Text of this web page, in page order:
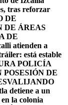
tras reforzar
DE
DE ÁREAS
DE
atienden a
está estable
POLICÍA
DE
detiene a un
la colonia